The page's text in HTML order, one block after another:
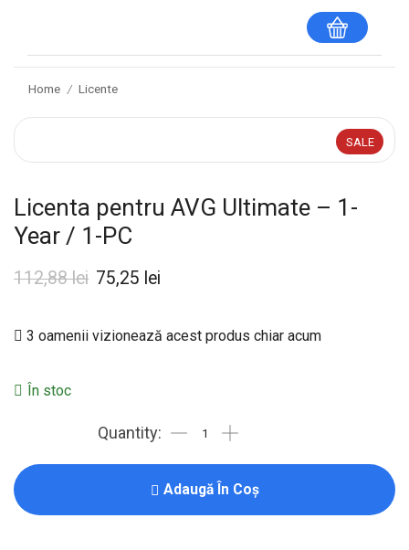
Home / Licente
SALE
Licenta pentru AVG Ultimate – 1-
Year / 1-PC
112,88lei 75,25 lei
3 oamenii vizionează acest produs chiar acum
În stoc
Licenta
AVG
Adaugă În Coș